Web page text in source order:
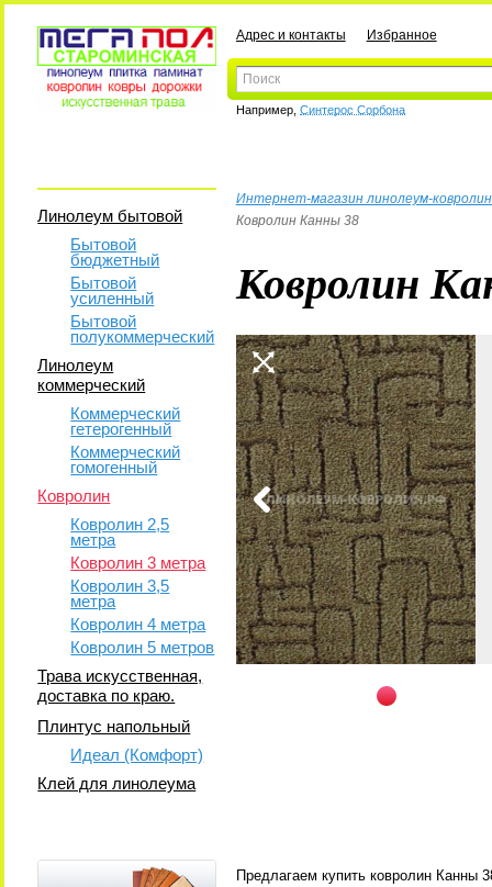
Адрес и контакты Избранное
Например, Синтерос Сорбона
Линолеум бытовой
Бытовой
бюджетный
Бытовой
усиленный
Бытовой
полукоммерческий
Линолеум
коммерческий
Коммерческий
гетерогенный
Коммерческий
гомогенный
Ковролин
Ковролин 2,5
метра
Ковролин 3 метра
Ковролин 3,5
метра
Ковролин 4 метра
Ковролин 5 метров
Трава искусственная,
доставка по краю.
Плинтус напольный
Идеал (Комфорт)
Клей для линолеума
Интернет-магазин линолеум-
Ковролин Канны 38
Ковролин
Предлагаем купить ковролин Канны